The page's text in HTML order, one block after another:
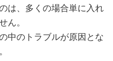
は、多くの場合単に入れ
ん。
中のトラブルが原因とな